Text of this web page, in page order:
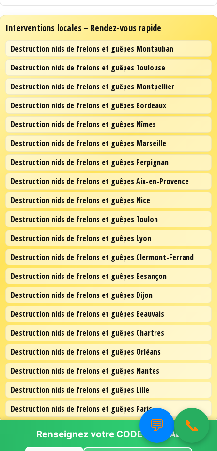
Interventions locales – Rendez-vous rapide
Destruction nids de frelons et guêpes Montauban
Destruction nids de frelons et guêpes Toulouse
Destruction nids de frelons et guêpes Montpellier
Destruction nids de frelons et guêpes Bordeaux
Destruction nids de frelons et guêpes Nîmes
Destruction nids de frelons et guêpes Marseille
Destruction nids de frelons et guêpes Perpignan
Destruction nids de frelons et guêpes Aix-en-Provence
Destruction nids de frelons et guêpes Nice
Destruction nids de frelons et guêpes Toulon
Destruction nids de frelons et guêpes Lyon
Destruction nids de frelons et guêpes Clermont-Ferrand
Destruction nids de frelons et guêpes Besançon
Destruction nids de frelons et guêpes Dijon
Destruction nids de frelons et guêpes Beauvais
Destruction nids de frelons et guêpes Chartres
Destruction nids de frelons et guêpes Orléans
Destruction nids de frelons et guêpes Nantes
Destruction nids de frelons et guêpes Lille
Destruction nids de frelons et guêpes Paris
💬 📞
Renseignez votre CODE POSTAL